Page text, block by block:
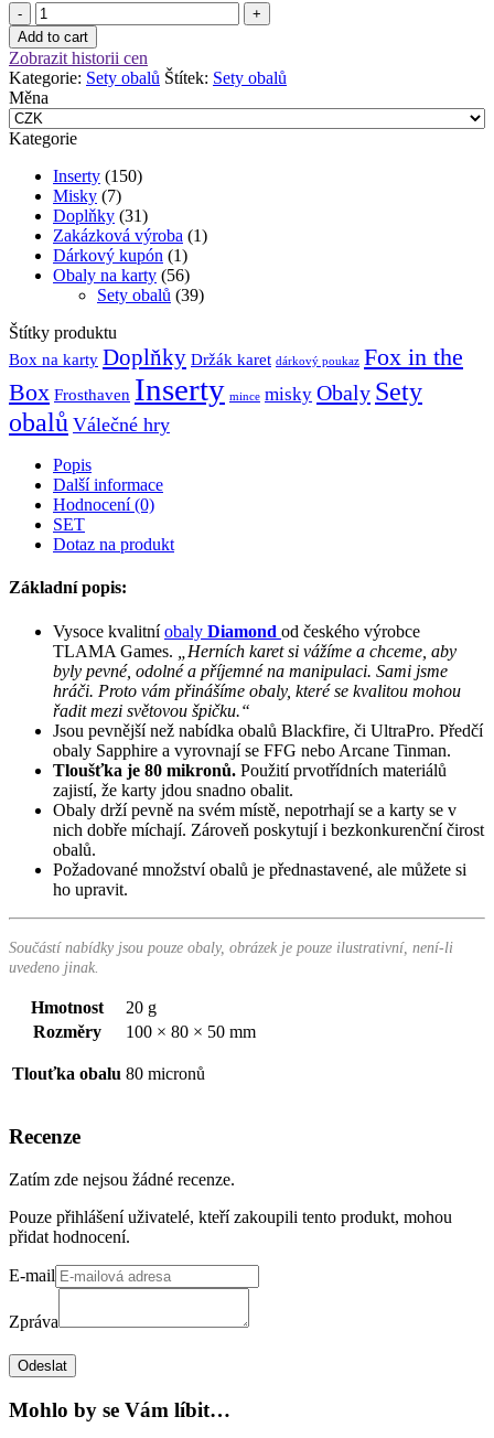
Standard
(57,5x89
mm)
SRPEN
množství
Set
obalů
-
Sky
Team
množství
Add to cart
Zobrazit historii cen
Kategorie: Sety obalů Štítek: Sety obalů
Měna
Kategorie
Inserty (150)
Misky (7)
Doplňky (31)
Zakázková výroba (1)
Dárkový kupón (1)
Obaly na karty (56)
Sety obalů (39)
Štítky produktu
Box na karty Doplňky Držák karet dárkový poukaz Fox in the
Box Frosthaven Inserty mince misky Obaly Sety
obalů Válečné hry
Popis
Další informace
Hodnocení (0)
SET
Dotaz na produkt
Základní popis:
Vysoce kvalitníobaly Diamond od českého výrobce
TLAMA Games.
„Herních karet si vážíme a chceme, aby
byly pevné, odolné a příjemné na manipulaci. Sami jsme
hráči. Proto vám přinášíme obaly, které se kvalitou mohou
řadit mezi světovou špičku.“
Jsou pevnější než nabídka obalů Blackfire, či UltraPro. Předčí
obaly Sapphire a vyrovnají se FFG nebo Arcane Tinman.
Tloušťka je 80 mikronů. Použití prvotřídních materiálů
zajistí, že karty jdou snadno obalit.
Obaly drží pevně na svém místě, nepotrhají se a karty se v
nich dobře míchají. Zároveň poskytují i bezkonkurenční čirost
obalů.
Požadované množství obalů je přednastavené, ale můžete si
ho upravit.
Součástí nabídky jsou pouze obaly, obrázek je pouze ilustrativní, není-li
uvedeno jinak.
Hmotnost
20 g
Rozměry
100 × 80 × 50 mm
Tlouťka obalu 80 micronů
Recenze
Zatím zde nejsou žádné recenze.
Pouze přihlášení uživatelé, kteří zakoupili tento produkt, mohou
přidat hodnocení.
E-mail
Zpráva
Odeslat
Mohlo by se Vám líbit…